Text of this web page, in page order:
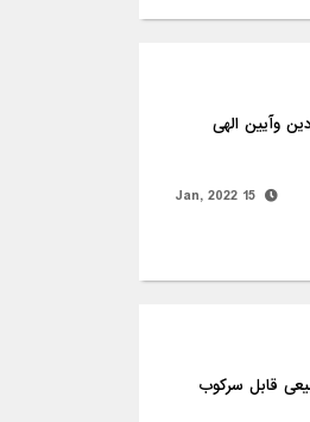
هیچ دین وآیین الهی
15 Jan, 2022
طبیعی قابل سرکوب